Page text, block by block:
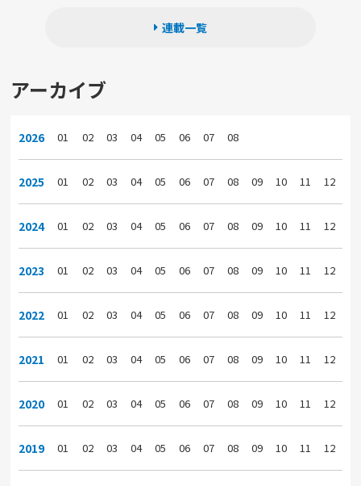
連載一覧
アーカイブ
2026 01 02 03 04 05 06 07 08
2025 01 02 03 04 05 06 07 08 09 10 11 12
2024 01 02 03 04 05 06 07 08 09 10 11 12
2023 01 02 03 04 05 06 07 08 09 10 11 12
2022 01 02 03 04 05 06 07 08 09 10 11 12
2021 01 02 03 04 05 06 07 08 09 10 11 12
2020 01 02 03 04 05 06 07 08 09 10 11 12
2019 01 02 03 04 05 06 07 08 09 10 11 12